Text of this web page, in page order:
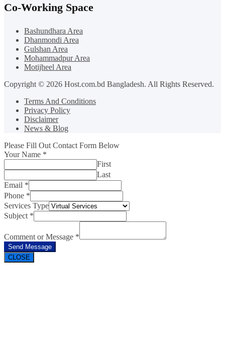
Co-Working Space
Bashundhara Area
Dhanmondi Area
Gulshan Area
Mohammadpur Area
Motijheel Area
Copyright © 2026 Host.com.bd Bangladesh. All Rights Reserved.
Terms And Conditions
Privacy Policy
Disclaimer
News & Blog
Please Fill Out Contact Form Below
Your Name *
First
Last
Email *
Phone *
Services Type
Subject *
Comment or Message *
Send Message
CLOSE